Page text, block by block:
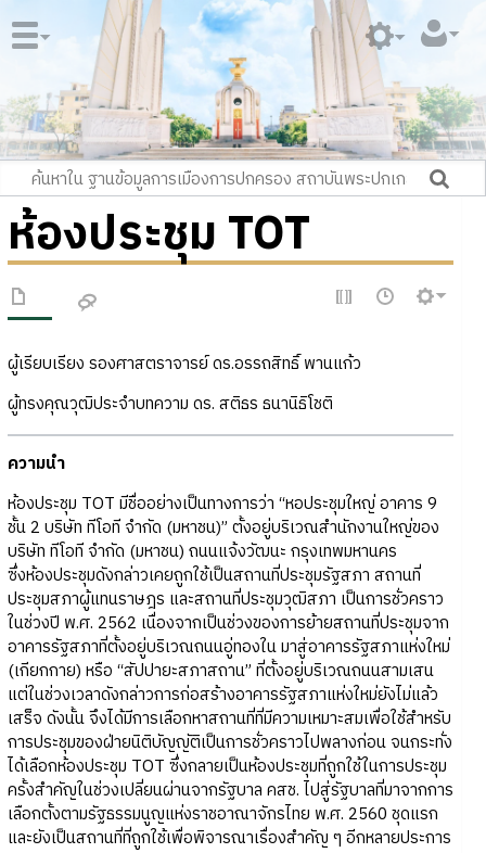
ห้องประชุม TOT
ผู้เรียบเรียง รองศาสตราจารย์ ดร.อรรถสิทธิ์ พานแก้ว
ผู้ทรงคุณวุฒิประจำบทความ ดร. สติธร ธนานิธิโชติ
ความนำ
ห้องประชุม TOT มีชื่ออย่างเป็นทางการว่า “หอประชุมใหญ่ อาคาร 9
ชั้น 2 บริษัท ทีโอที จำกัด (มหาชน)” ตั้งอยู่บริเวณสำนักงานใหญ่ของ
บริษัท ทีโอที จำกัด (มหาชน) ถนนแจ้งวัฒนะ กรุงเทพมหานคร
ซึ่งห้องประชุมดังกล่าวเคยถูกใช้เป็นสถานที่ประชุมรัฐสภา สถานที่
ประชุมสภาผู้แทนราษฎร และสถานที่ประชุมวุฒิสภา เป็นการชั่วคราว
ในช่วงปี พ.ศ. 2562 เนื่องจากเป็นช่วงของการย้ายสถานที่ประชุมจาก
อาคารรัฐสภาที่ตั้งอยู่บริเวณถนนอู่ทองใน มาสู่อาคารรัฐสภาแห่งใหม่
(เกียกกาย) หรือ “สัปปายะสภาสถาน” ที่ตั้งอยู่บริเวณถนนสามเสน
แต่ในช่วงเวลาดังกล่าวการก่อสร้างอาคารรัฐสภาแห่งใหม่ยังไม่แล้ว
เสร็จ ดังนั้น จึงได้มีการเลือกหาสถานที่ที่มีความเหมาะสมเพื่อใช้สำหรับ
การประชุมของฝ่ายนิติบัญญัติเป็นการชั่วคราวไปพลางก่อน จนกระทั่ง
ได้เลือกห้องประชุม TOT ซึ่งกลายเป็นห้องประชุมที่ถูกใช้ในการประชุม
ครั้งสำคัญในช่วงเปลี่ยนผ่านจากรัฐบาล คสช. ไปสู่รัฐบาลที่มาจากการ
เลือกตั้งตามรัฐธรรมนูญแห่งราชอาณาจักรไทย พ.ศ. 2560 ชุดแรก
และยังเป็นสถานที่ที่ถูกใช้เพื่อพิจารณาเรื่องสำคัญ ๆ อีกหลายประการ